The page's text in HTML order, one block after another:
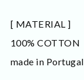
[ MATERIAL ]
100% COTTON
made in Portugal